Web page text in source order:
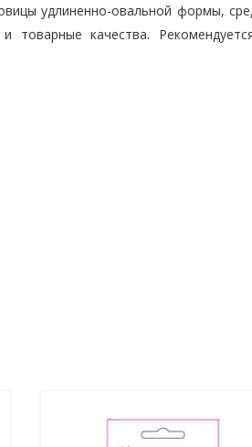
удлиненно-овальной формы,
товарные качества.